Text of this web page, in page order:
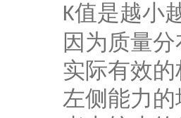
K值是越小
因为质量
实际有效
左侧能力